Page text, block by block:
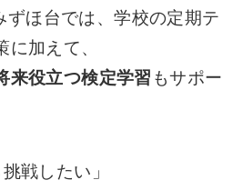
ずほ台では、学校の定期テ
に加えて、
来役立つ検定学習 もサポー
戦したい」